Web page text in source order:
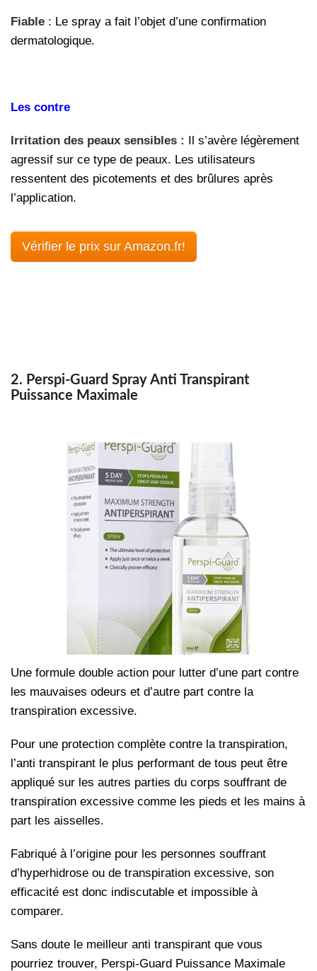
Fiable : Le spray a fait l’objet d’une confirmation
dermatologique.
Les contre
Irritation des peaux sensibles : Il s’avère légèrement
agressif sur ce type de peaux. Les utilisateurs
ressentent des picotements et des brûlures après
l’application.
Vérifier le prix sur Amazon.fr!
2. Perspi-Guard Spray Anti Transpirant
Puissance Maximale
Une formule double action pour lutter d’une part contre
les mauvaises odeurs et d’autre part contre la
transpiration excessive.
Pour une protection complète contre la transpiration,
l’anti transpirant le plus performant de tous peut être
appliqué sur les autres parties du corps souffrant de
transpiration excessive comme les pieds et les mains à
part les aisselles.
Fabriqué à l’origine pour les personnes souffrant
d’hyperhidrose ou de transpiration excessive, son
efficacité est donc indiscutable et impossible à
comparer.
Sans doute le meilleur anti transpirant que vous
pourriez trouver, Perspi-Guard Puissance Maximale